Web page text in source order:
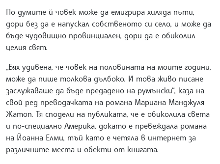
По думите й човек може да емигрира хиляда пъти,
дори без да е напускал собственото си село, и може да
бъде чудовищно провинциален, дори да е обиколил
целия свят.
„Бях удивена, че човек на половината на моите години,
може да пише толкова дълбоко. И това живо писане
заслужаваше да бъде предадено на румънски“, каза на
свой ред преводачката на романа Мариана Манджуля
Жатоп. Тя сподели на публиката, че е обиколила света
и по-специално Америка, докато е превеждала романа
на Йоанна Елми, тъй като е четяла в интернет за
различните места и обекти от книгата.